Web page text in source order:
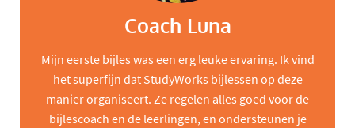
Coach Luna
Mijn eerste bijles was een erg leuke ervaring. Ik vind
het superfijn dat StudyWorks bijlessen op deze
manier organiseert. Ze regelen alles goed voor de
bijlescoach en de leerlingen, en ondersteunen je